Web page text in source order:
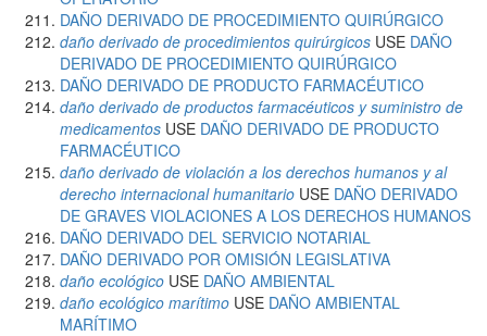
DAÑO DERIVADO DE PROCEDIMIENTO QUIRÚRGICO
daño derivado de procedimientos quirúrgicos USE DAÑO
DERIVADO DE PROCEDIMIENTO QUIRÚRGICO
DAÑO DERIVADO DE PRODUCTO FARMACÉUTICO
daño derivado de productos farmacéuticos y suministro de
medicamentos USE DAÑO DERIVADO DE PRODUCTO
FARMACÉUTICO
daño derivado de violación a los derechos humanos y al
derecho internacional humanitario USE DAÑO DERIVADO
DE GRAVES VIOLACIONES A LOS DERECHOS HUMANOS
DAÑO DERIVADO DEL SERVICIO NOTARIAL
DAÑO DERIVADO POR OMISIÓN LEGISLATIVA
daño ecológico USE DAÑO AMBIENTAL
daño ecológico marítimo USE DAÑO AMBIENTAL
MARÍTIMO